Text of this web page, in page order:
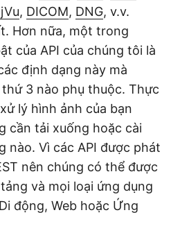
, DICOM, DNG, v.v.
Hơn nữa, một trong
của API của chúng tôi là
định dạng này mà
3 nào phụ thuộc. Thực
lý hình ảnh của bạn
cần tải xuống hoặc cài
nào. Vì các API được phát
nên chúng có thể được
và mọi loại ứng dụng
động, Web hoặc Ứng